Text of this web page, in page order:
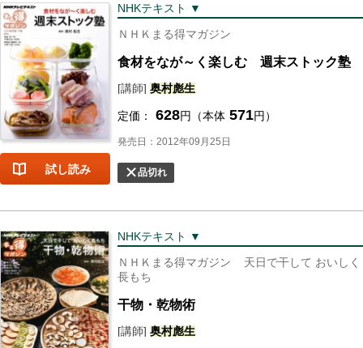
試し読み
NHKテキスト ▼
ＮＨＫまる得マガジン
食材をなが～く楽しむ 週末ストック塾
[講師] 奥村彪生
定価： 628円（本体 571円）
発売日：2012年09月25日
品切れ
NHKテキスト ▼
ＮＨＫまる得マガジン
天日で干して おいしく
長もち
干物・乾物術
[講師] 奥村彪生